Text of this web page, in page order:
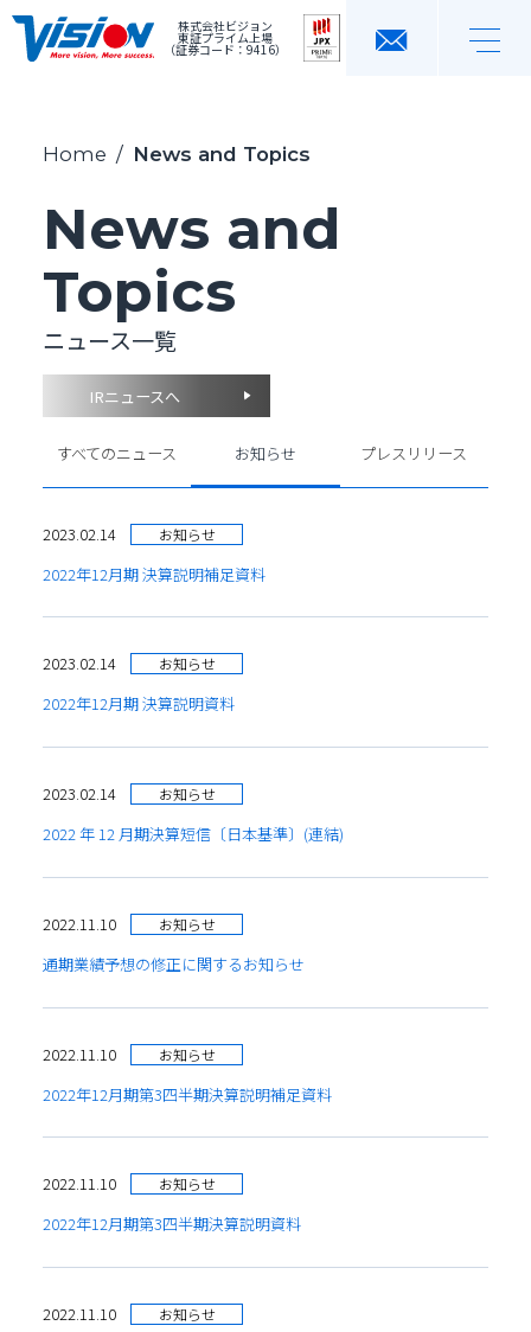
株式会社ビジョン
東証プライム上場
（証券コード：9416）
Home / News and Topics
News and
Topics
ニュース一覧
IRニュースへ
すべてのニュース お知らせ プレスリリース
2023.02.14 お知らせ
2022年12月期 決算説明補足資料
2023.02.14 お知らせ
2022年12月期 決算説明資料
2023.02.14 お知らせ
2022 年 12 月期決算短信〔日本基準〕(連結)
2022.11.10 お知らせ
通期業績予想の修正に関するお知らせ
2022.11.10 お知らせ
2022年12月期第3四半期決算説明補足資料
2022.11.10 お知らせ
2022年12月期第3四半期決算説明資料
2022.11.10 お知らせ